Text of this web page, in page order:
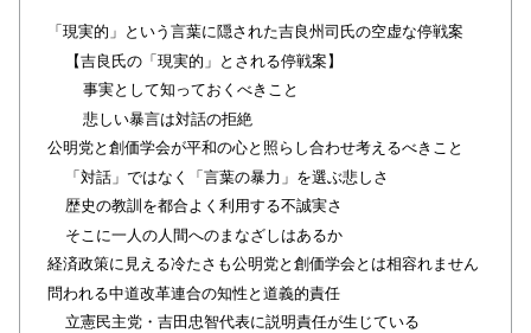
「現実的」という言葉に隠された吉良州司氏の空虚な停戦案
【吉良氏の「現実的」とされる停戦案】
事実として知っておくべきこと
悲しい暴言は対話の拒絶
公明党と創価学会が平和の心と照らし合わせ考えるべきこと
「対話」ではなく「言葉の暴力」を選ぶ悲しさ
歴史の教訓を都合よく利用する不誠実さ
そこに一人の人間へのまなざしはあるか
経済政策に見える冷たさも公明党と創価学会とは相容れません
問われる中道改革連合の知性と道義的責任
立憲民主党・吉田忠智代表に説明責任が生じている